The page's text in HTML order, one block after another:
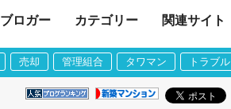
ブロガー カテゴリー 関連サイト
売却 管理組合 タワマン トラブル